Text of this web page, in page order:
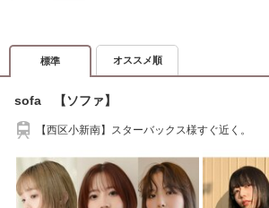
標準 オススメ順
sofa 【ソファ】
【西区小新南】スターバックス様すぐ近く。